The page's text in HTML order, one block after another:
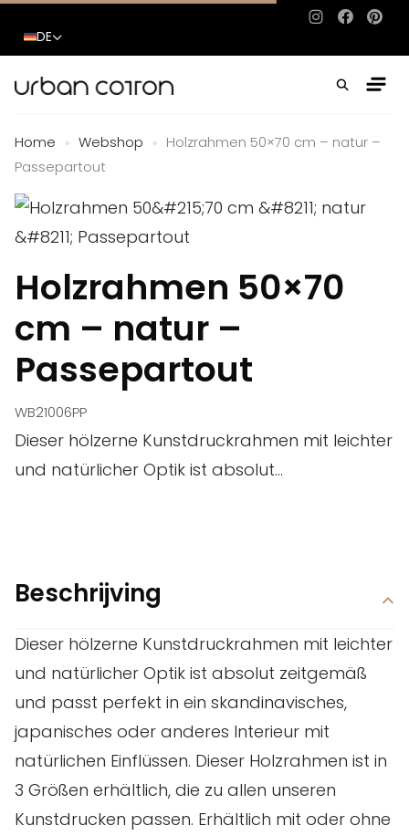
Instagram
DE
Home » Webshop »
Holzrahmen 50×70 cm – natur –
Passepartout
Holzrahmen 50×70
cm – natur –
Passepartout
WB21006PP
Dieser hölzerne Kunstdruckrahmen mit leichter
und natürlicher Optik ist absolut...
Beschrijving
Dieser hölzerne Kunstdruckrahmen mit leichter
und natürlicher Optik ist absolut zeitgemäß
und passt perfekt in ein skandinavisches,
japanisches oder anderes Interieur mit
natürlichen Einflüssen. Dieser Holzrahmen ist in
3 Größen erhältlich, die zu allen unseren
Kunstdrucken passen. Erhältlich mit oder ohne